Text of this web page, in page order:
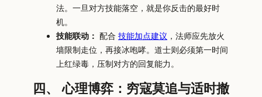
法。一旦对方技能落空，就是你反击的最好时
机。
技能联动： 配合 技能加点建议 ，法师应先放火
墙限制走位，再接冰咆哮。道士则必须第一时间
上红绿毒，压制对方的回复能力。
四、 心理博弈：穷寇莫追与适时撤